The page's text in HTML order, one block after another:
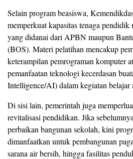
Selain program beasiswa,
memperkuat kapasitas tenaga
yang didanai dari APBN maupun
(BOS). Materi pelatihan mencakup
keterampilan pemrograman komputer
pemanfaatan teknologi kecerdasan
Intelligence/AI) dalam kegiatan belajar
Di sisi lain, pemerintah juga
revitalisasi pendidikan. Jika
perbaikan bangunan sekolah, kini
dimanfaatkan untuk pembangunan
sarana air bersih, hingga fasilitas